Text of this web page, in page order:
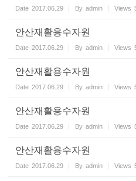
Date 2017.06.29 By admin Views
안산재활용수자원
Date 2017.06.29 By admin Views
안산재활용수자원
Date 2017.06.29 By admin Views
안산재활용수자원
Date 2017.06.29 By admin Views
안산재활용수자원
Date 2017.06.29 By admin Views